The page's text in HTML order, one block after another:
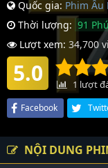
Quốc gia: Phim Âu
Thời lượng: 91
Lượt xem: 34,700
5.0 1 lượt
Facebook
NỘI DUNG